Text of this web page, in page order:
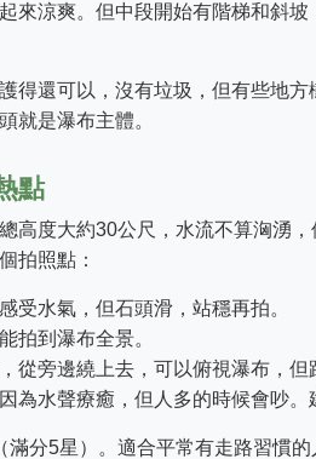
來涼爽。但中段開始有階梯和斜
得還可以，沒有垃圾，但有些地
就是瀑布主體。
點
高度大約30公尺，水流不算洶湧
拍照點：
受水氣，但石頭滑，站穩再拍。
拍到瀑布全景。
從旁邊繞上去，可以俯視瀑布，但
為水聲療癒，但人多的時候會吵。
滿分5星）。適合平常有走路習慣